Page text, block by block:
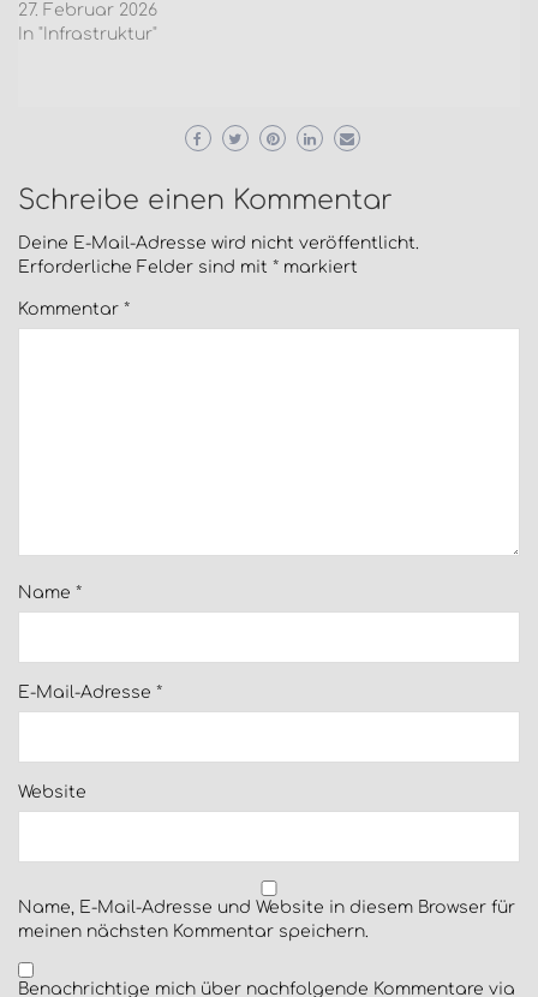
27. Februar 2026
In "Infrastruktur"
Schreibe einen Kommentar
Deine E-Mail-Adresse wird nicht veröffentlicht.
Erforderliche Felder sind mit * markiert
Kommentar *
Name *
E-Mail-Adresse *
Website
Name, E-Mail-Adresse und Website in diesem Browser für
meinen nächsten Kommentar speichern.
Benachrichtige mich über nachfolgende Kommentare via